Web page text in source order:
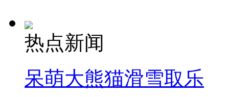
热点新闻
呆萌大熊猫滑雪取乐